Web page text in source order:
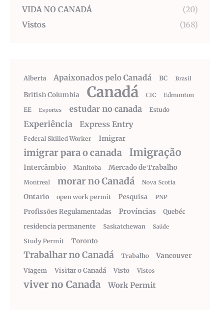
VIDA NO CANADÁ
(20)
Vistos
(168)
Alberta Apaixonados pelo Canadá BC Brasil
British Columbia Canadá CIC
Edmonton
EE
Esportes estudar no canada Estudo
Experiência Express Entry
Federal Skilled Worker Imigrar
imigrar para o canada Imigração
Intercâmbio Manitoba Mercado de Trabalho
Montreal morar no Canadá Nova Scotia
Ontario open work permit Pesquisa PNP
Profissões Regulamentadas Províncias
Quebéc
residencia permanente
Saskatchewan Saúde
Study Permit Toronto
Trabalhar no Canadá Trabalho Vancouver
Viagem Visitar o Canadá Visto Vistos
viver no Canada Work Permit